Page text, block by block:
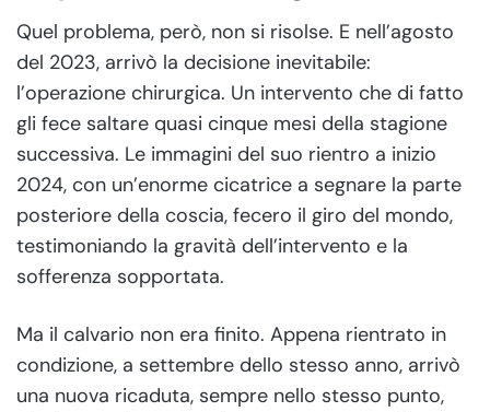
Quel problema, però, non si risolse. E nell’agosto
del 2023, arrivò la decisione inevitabile:
l’operazione chirurgica. Un intervento che di fatto
gli fece saltare quasi cinque mesi della stagione
successiva. Le immagini del suo rientro a inizio
2024, con un’enorme cicatrice a segnare la parte
posteriore della coscia, fecero il giro del mondo,
testimoniando la gravità dell’intervento e la
sofferenza sopportata.
Ma il calvario non era finito. Appena rientrato in
condizione, a settembre dello stesso anno, arrivò
una nuova ricaduta, sempre nello stesso punto,